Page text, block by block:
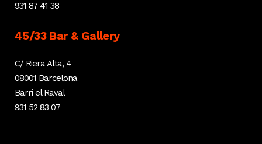
931 87 41 38
45/33 Bar & Gallery
C/ Riera Alta, 4
08001 Barcelona
Barri el Raval
931 52 83 07